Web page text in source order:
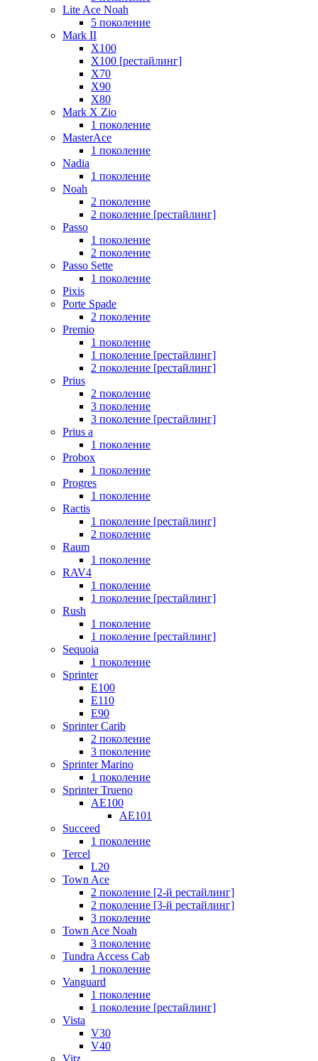
Lite Ace Noah
5 поколение
Mark II
X100
X100 [рестайлинг]
X70
X90
Х80
Mark X Zio
1 поколение
MasterAce
1 поколение
Nadia
1 поколение
Noah
2 поколение
2 поколение [рестайлинг]
Passo
1 поколение
2 поколение
Passo Sette
1 поколение
Pixis
Porte Spade
2 поколение
Premio
1 поколение
1 поколение [рестайлинг]
2 поколение [рестайлинг]
Prius
2 поколение
3 поколение
3 поколение [рестайлинг]
Prius a
1 поколение
Probox
1 поколение
Progres
1 поколение
Ractis
1 поколение [рестайлинг]
2 поколение
Raum
1 поколение
RAV4
1 поколение
1 поколение [рестайлинг]
Rush
1 поколение
1 поколение [рестайлинг]
Sequoia
1 поколение
Sprinter
E100
E110
E90
Sprinter Carib
2 поколение
3 поколение
Sprinter Marino
1 поколение
Sprinter Trueno
AE100
AE101
Succeed
1 поколение
Tercel
L20
Town Ace
2 поколение [2-й рестайлинг]
2 поколение [3-й рестайлинг]
3 поколение
Town Ace Noah
3 поколение
Tundra Access Cab
1 поколение
Vanguard
1 поколение
1 поколение [рестайлинг]
Vista
V30
V40
Vitz